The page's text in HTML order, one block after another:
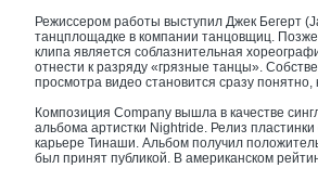
Режиссером работы выступил Джек Бегерт
танцплощадке в компании танцовщиц.
клипа является соблазнительная
отнести к разряду «грязные танцы».
просмотра видео становится сразу
Композиция Company вышла в качестве
альбома артистки Nightride. Релиз
карьере Тинаши. Альбом получил
был принят публикой. В американском